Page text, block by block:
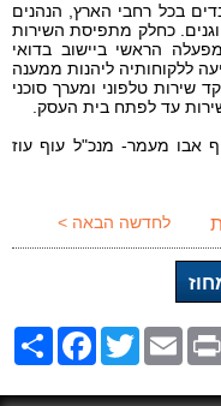
בכל רחבי הארץ, הנהנים
כחלק מתפיסת השירות
הראשי ביישוב בדואי
ללקוחותיה ליהנות ממענה
שירות טלפוני ומערך סוכני
עד לפתח בית העסק.
אבו מעמר- מנכ"ל עוף עוז
לחדשה הבאה >
ShareFacebookTwitter Email